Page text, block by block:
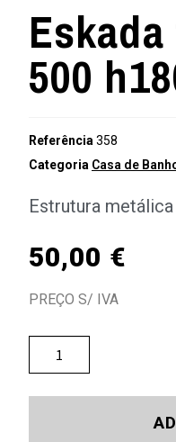
500
Referência358
Categoria Casa de
Estrutura
50,00 €
PREÇO S/ IVA